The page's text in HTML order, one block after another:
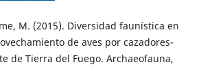
M. (2015). Diversidad faunística en
de aves por cazadores-
de Tierra del Fuego. Archaeofauna,